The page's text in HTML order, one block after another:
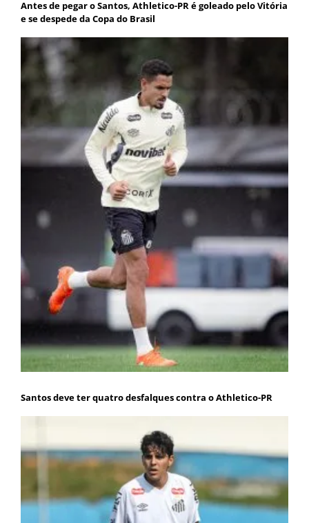
Antes de pegar o Santos, Athletico-PR é goleado pelo Vitória
e se despede da Copa do Brasil
Santos deve ter quatro desfalques contra o Athletico-PR